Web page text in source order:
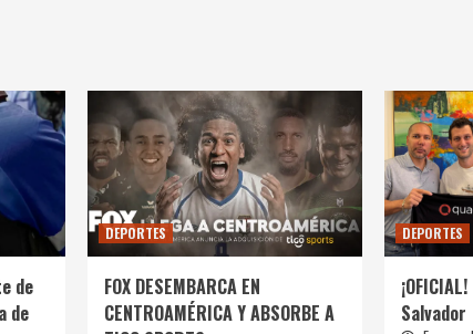
de
de
DEPORTES
FOX DESEMBARCA EN
CENTROAMÉRICA Y ABSORBE A
DEPORTES
Salvador